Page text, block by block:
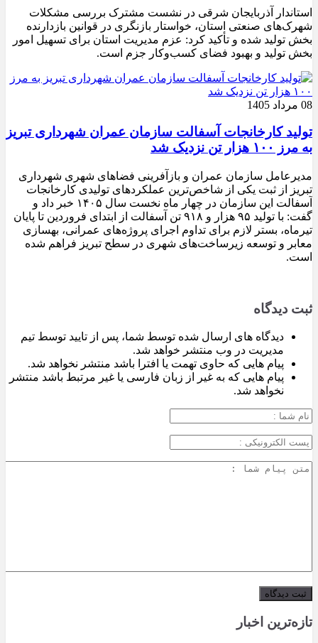
استاندار آذربایجان شرقی در نشست مشترک بررسی مشکلات
شهرک‌های صنعتی استان، خواستار بازنگری در قوانین بازدارنده
بخش تولید شده و تأکید کرد: عزم مدیریت استان برای تسهیل امور
بخش تولید و بهبود فضای کسب‌وکار جزم است.
08 مرداد 1405
تولید کارخانجات آسفالت سازمان عمران شهرداری تبریز
به مرز ۱۰۰ هزار تن نزدیک شد
مدیرعامل سازمان عمران و بازآفرینی فضاهای شهری شهرداری
تبریز از ثبت یکی از شاخص‌ترین عملکردهای تولیدی کارخانجات
آسفالت این سازمان در چهار ماه نخست سال ۱۴۰۵ خبر داد و
گفت: با تولید ۹۵ هزار و ۹۱۸ تن آسفالت از ابتدای فروردین تا پایان
تیرماه، بستر لازم برای تداوم اجرای پروژه‌های عمرانی، بهسازی
معابر و توسعه زیرساخت‌های شهری در سطح تبریز فراهم شده
است.
ثبت دیدگاه
دیدگاه های ارسال شده توسط شما، پس از تایید توسط تیم
مدیریت در وب منتشر خواهد شد.
پیام هایی که حاوی تهمت یا افترا باشد منتشر نخواهد شد.
پیام هایی که به غیر از زبان فارسی یا غیر مرتبط باشد منتشر
نخواهد شد.
تازه‌ترین اخبار